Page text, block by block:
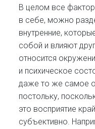
В целом все
в себе, можно
внутренние,
собой и влияют
относится
и психическое
даже то же самое
постольку,
это восприятие
субъективно.